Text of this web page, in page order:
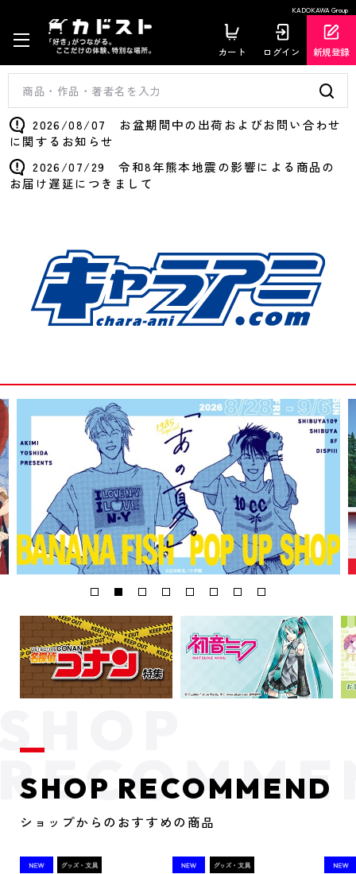
KADOKAWA Group
カート ログイン 新規登録
2026/08/07 お盆期間中の出荷およびお問い合わせ
に関するお知らせ
2026/07/29 令和8年熊本地震の影響による商品の
お届け遅延につきまして
SHOP RECOMMEND
ショップからのおすすめの商品